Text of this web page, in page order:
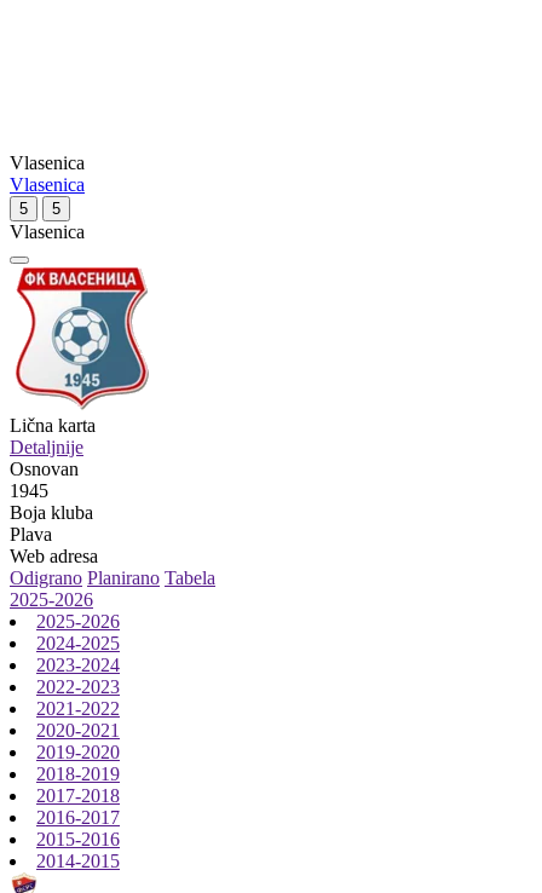
Vlasenica
Vlasenica
5 5
Vlasenica
Lična karta
Detaljnije
Osnovan
1945
Boja kluba
Plava
Web adresa
Odigrano Planirano Tabela
2025-2026
2025-2026
2024-2025
2023-2024
2022-2023
2021-2022
2020-2021
2019-2020
2018-2019
2017-2018
2016-2017
2015-2016
2014-2015